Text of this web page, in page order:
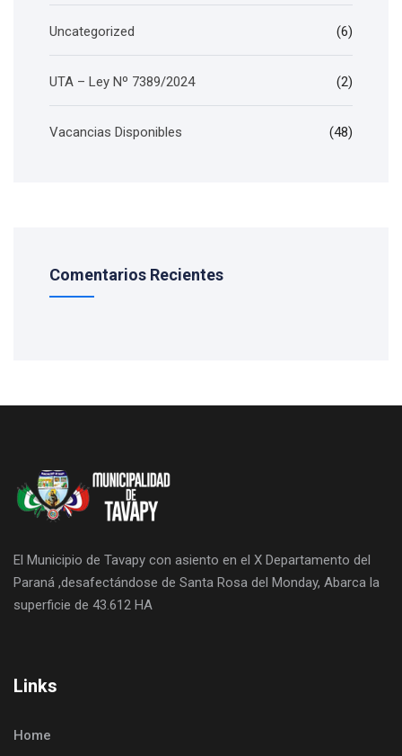
Uncategorized (6)
UTA – Ley Nº 7389/2024 (2)
Vacancias Disponibles (48)
Comentarios Recientes
El Municipio de Tavapy con asiento en el X Departamento del
Paraná ,desafectándose de Santa Rosa del Monday, Abarca la
superficie de 43.612 HA
Links
Home